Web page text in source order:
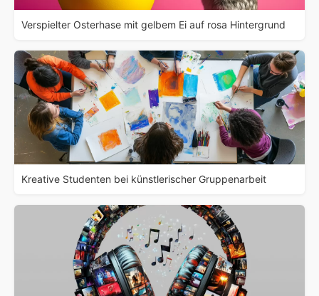
Verspielter Osterhase mit gelbem Ei auf rosa Hintergrund
Kreative Studenten bei künstlerischer Gruppenarbeit